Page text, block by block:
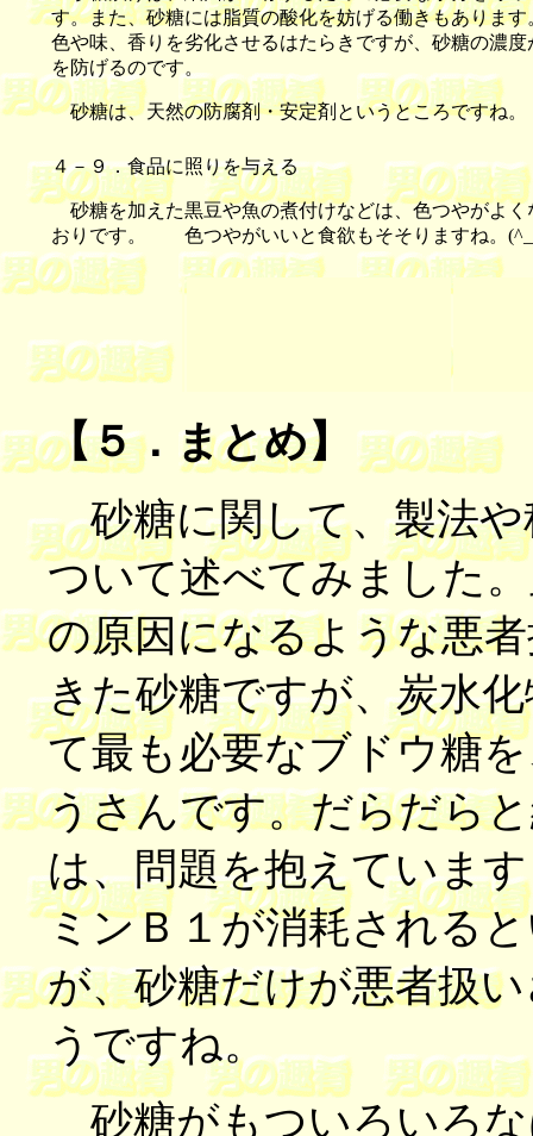
す。また、砂糖には脂質の酸化を妨げる働きもありま
色や味、香りを劣化させるはたらきですが、砂糖の濃
を防げるのです。
砂糖は、天然の防腐剤・安定剤というところですね。
４－９．食品に照りを与える
砂糖を加えた黒豆や魚の煮付けなどは、色つやがよく
おりです。 色つやがいいと食欲もそそりますね。
【５．まとめ】
砂糖に関して、製法や
ついて述べてみました
の原因になるような悪
きた砂糖ですが、炭水
て最も必要なブドウ糖
うさんです。だらだら
は、問題を抱えていま
ミンＢ１が消耗される
が、砂糖だけが悪者扱
うですね。
砂糖がもついろいろ